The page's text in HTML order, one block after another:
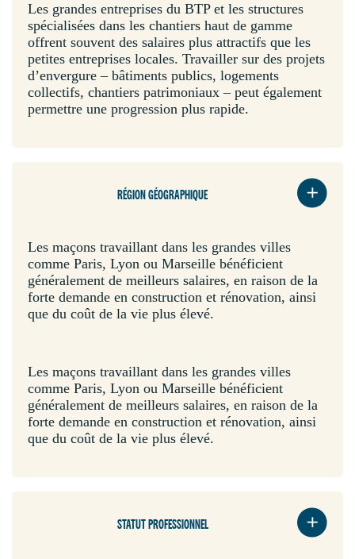
Les grandes entreprises du BTP et les structures
spécialisées dans les chantiers haut de gamme
offrent souvent des salaires plus attractifs que les
petites entreprises locales. Travailler sur des projets
d’envergure – bâtiments publics, logements
collectifs, chantiers patrimoniaux – peut également
permettre une progression plus rapide.
RÉGION GÉOGRAPHIQUE
Les maçons travaillant dans les grandes villes
comme Paris, Lyon ou Marseille bénéficient
généralement de meilleurs salaires, en raison de la
forte demande en construction et rénovation, ainsi
que du coût de la vie plus élevé.
Les maçons travaillant dans les grandes villes
comme Paris, Lyon ou Marseille bénéficient
généralement de meilleurs salaires, en raison de la
forte demande en construction et rénovation, ainsi
que du coût de la vie plus élevé.
STATUT PROFESSIONNEL